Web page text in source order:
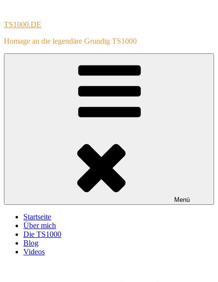
springen
TS1000.DE
Homage an die legendäre Grundig TS1000
Menü
Startseite
Über mich
Die TS1000
Blog
Videos